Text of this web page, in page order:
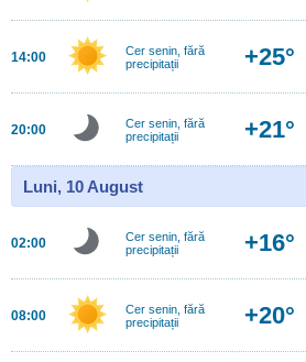
14:00
Cer senin, fără
precipitații
+25°
20:00
Cer senin, fără
precipitații
+21°
Luni, 10 August
02:00
Cer senin, fără
precipitații
+16°
08:00
Cer senin, fără
precipitații
+20°